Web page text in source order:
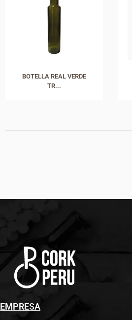
BOTELLA REAL VERDE
TR...
EMPRESA